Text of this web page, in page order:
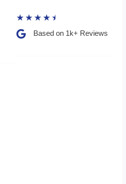
★ ★ ★ ★ ★
Based on 1k+ Reviews​